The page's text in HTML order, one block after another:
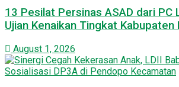
13 Pesilat Persinas ASAD dari PC
Ujian Kenaikan Tingkat Kabupaten
August 1, 2026